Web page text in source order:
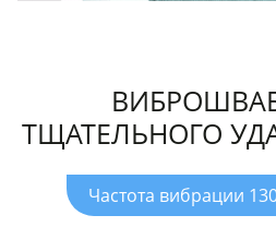
ТЩАТЕЛЬНОГО
Частота вибрации